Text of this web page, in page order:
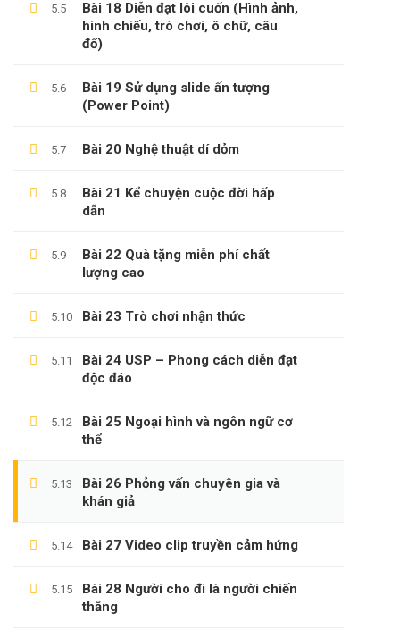
5.5
Bài 18 Diễn đạt lôi cuốn (Hình ảnh,
hình chiếu, trò chơi, ô chữ, câu
đố)
5.6
Bài 19 Sử dụng slide ấn tượng
(Power Point)
5.7 Bài 20 Nghệ thuật dí dỏm
5.8
Bài 21 Kể chuyện cuộc đời hấp
dẫn
5.9
Bài 22 Quà tặng miễn phí chất
lượng cao
5.10 Bài 23 Trò chơi nhận thức
5.11
Bài 24 USP – Phong cách diễn đạt
độc đáo
5.12
Bài 25 Ngoại hình và ngôn ngữ cơ
thể
5.13
Bài 26 Phỏng vấn chuyên gia và
khán giả
5.14 Bài 27 Video clip truyền cảm hứng
5.15
Bài 28 Người cho đi là người chiến
thắng
Các Khóa Học
Câu Hỏi Thường Gặp
Câu Hỏi Thường Gặp
Chính Sách & Điều Khoản
Đăng Ký Affiliate
Phát Triển Bản Thân